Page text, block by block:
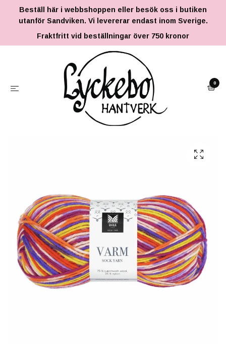
Beställ här i webbshoppen eller besök oss i butiken
utanför Sandviken. Vi levererar endast inom Sverige.
Fraktfritt vid beställningar över 750 kronor
0